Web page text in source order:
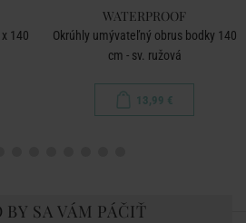
140
WATERPROOF
Okrúhly umývateľný obrus bodky 140
cm - sv. ružová
13,99 €
SA VÁM PÁČIŤ